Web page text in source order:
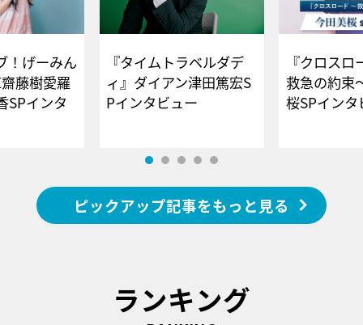
！げーみん
藤樹愛羅
SPインタ
『タイムトラベルダデ
ィ』ダイアン津田篤宏S
Pインタビュー
『クロス
救急の約束
桜SPイ
ピックアップ記事をもっと見る
ランキング